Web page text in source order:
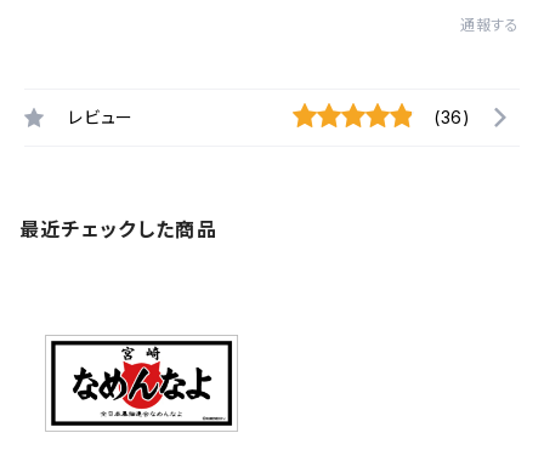
通報する
レビュー (36)
最近チェックした商品